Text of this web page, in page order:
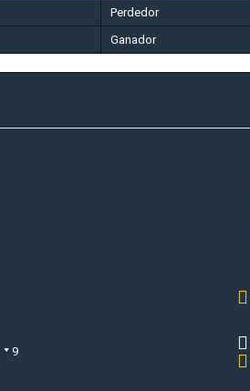
Perdedor
Ganador
9